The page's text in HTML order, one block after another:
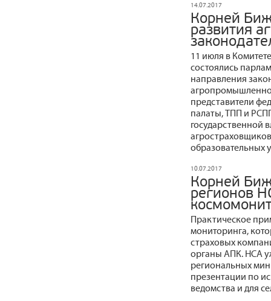
14.07.2017
Корней
развития
11 июля в
состоялись
направления
представители
палаты, ТПП и
государственной
образовательных
10.07.2017
Корней
регионов
Практическое
мониторинга,
страховых
органы АПК. НСА
региональных
презентации по
ведомства и для